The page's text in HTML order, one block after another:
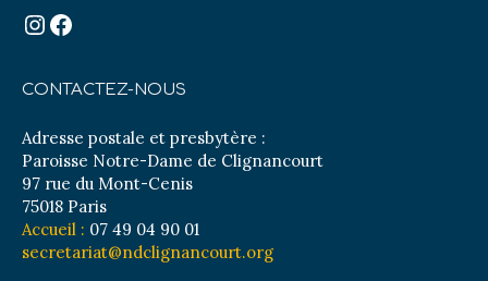
Instagram
Facebook
CONTACTEZ-NOUS
Adresse postale et presbytère :
Paroisse Notre-Dame de Clignancourt
97 rue du Mont-Cenis
75018 Paris
Accueil : 07 49 04 90 01
secretariat@ndclignancourt.org